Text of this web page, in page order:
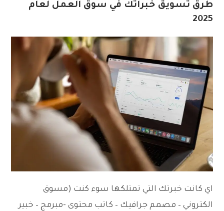
طرق تسويق خبراتك في سوق العمل لعام
2025
اي كانت خبرتك التي تمتلكها سوء كنت (مسوق
الكتروني – مصمم جرافيك – كاتب محتوى -مبرمج – خبير